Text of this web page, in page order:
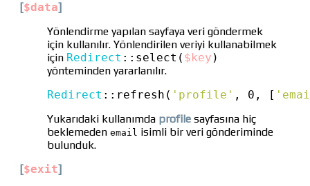
[$data]
Yönlendirme yapılan sayfaya veri göndermek
için kullanılır. Yönlendirilen veriyi kullanabilmek
için Redirect :: select( $key )
yönteminden yararlanılır.
Redirect :: refresh( 'profile' , 0, [
Yukarıdaki kullanımda profile sayfasına hiç
beklemeden email isimli bir veri gönderiminde
bulunduk.
[$exit]